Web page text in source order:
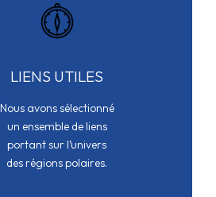
LIENS UTILES
Nous avons sélectionné
un ensemble de liens
portant sur l’univers
des régions polaires.